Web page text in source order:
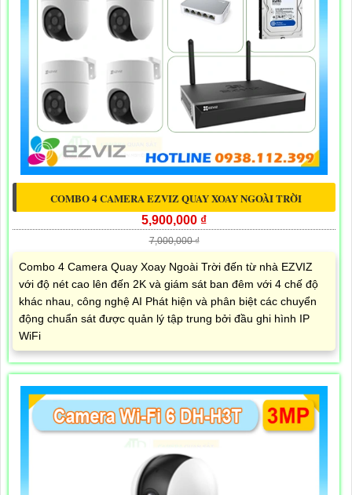
COMBO 4 CAMERA EZVIZ QUAY XOAY NGOÀI TRỜI
5,900,000 ₫
7,000,000 ₫
Combo 4 Camera Quay Xoay Ngoài Trời đến từ nhà EZVIZ
với độ nét cao lên đến 2K và giám sát ban đêm với 4 chế độ
khác nhau, công nghệ AI Phát hiện và phân biệt các chuyển
động chuẩn sát được quản lý tập trung bởi đầu ghi hình IP
WiFi